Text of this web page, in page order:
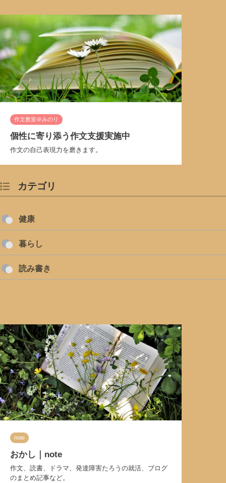
作文教室＠みのり
個性に寄り添う作文支援実施中
作文の自己表現力を磨きます。
カテゴリ
健康
暮らし
読み書き
note
おかし｜note
作文、読書、ドラマ、発達障害たろうの就活、ブログ
のまとめ記事など。